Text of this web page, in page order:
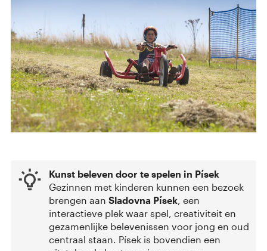
Kunst beleven door te spelen in Písek
Gezinnen met kinderen kunnen een bezoek
brengen aan Sladovna Písek, een
interactieve plek waar spel, creativiteit en
gezamenlijke belevenissen voor jong en oud
centraal staan. Písek is bovendien een